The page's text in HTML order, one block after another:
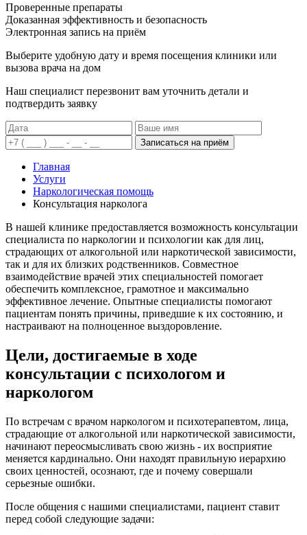
Проверенные препараты
Доказанная эффективность и безопасность
Электронная запись на приём
Выберите удобную дату и время посещения клиники или
вызова врача на дом
Наш специалист перезвонит вам уточнить детали и
подтвердить заявку
Записаться на приём
Главная
Услуги
Наркологическая помощь
Консультация нарколога
В нашей клинике предоставляется возможность консультации
специалиста по наркологии и психологии как для лиц,
страдающих от алкогольной или наркотической зависимости,
так и для их близких родственников. Совместное
взаимодействие врачей этих специальностей помогает
обеспечить комплексное, грамотное и максимально
эффективное лечение. Опытные специалисты помогают
пациентам понять причины, приведшие к их состоянию, и
настраивают на полноценное выздоровление.
Цели, достигаемые в ходе
консультации с психологом и
наркологом
По встречам с врачом наркологом и психотерапевтом, лица,
страдающие от алкогольной или наркотической зависимости,
начинают переосмысливать свою жизнь - их восприятие
меняется кардинально. Они находят правильную иерархию
своих ценностей, осознают, где и почему совершали
серьезные ошибки.
После общения с нашими специалистами, пациент ставит
перед собой следующие задачи: